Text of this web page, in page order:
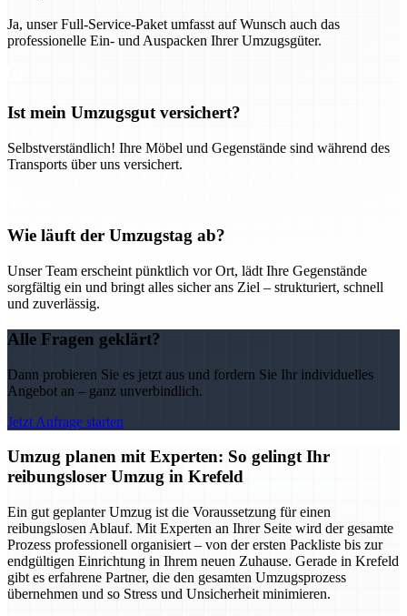
Ja, unser Full-Service-Paket umfasst auf Wunsch auch das
professionelle Ein- und Auspacken Ihrer Umzugsgüter.
Ist mein Umzugsgut versichert?
Selbstverständlich! Ihre Möbel und Gegenstände sind während des
Transports über uns versichert.
Wie läuft der Umzugstag ab?
Unser Team erscheint pünktlich vor Ort, lädt Ihre Gegenstände
sorgfältig ein und bringt alles sicher ans Ziel – strukturiert, schnell
und zuverlässig.
Alle Fragen geklärt?
Dann probieren Sie es jetzt aus und fordern Sie Ihr individuelles
Angebot an – ganz unverbindlich.
Jetzt Anfrage starten
Umzug planen mit Experten: So gelingt Ihr
reibungsloser Umzug in Krefeld
Ein gut geplanter Umzug ist die Voraussetzung für einen
reibungslosen Ablauf. Mit Experten an Ihrer Seite wird der gesamte
Prozess professionell organisiert – von der ersten Packliste bis zur
endgültigen Einrichtung in Ihrem neuen Zuhause. Gerade in Krefeld
gibt es erfahrene Partner, die den gesamten Umzugsprozess
übernehmen und so Stress und Unsicherheit minimieren.